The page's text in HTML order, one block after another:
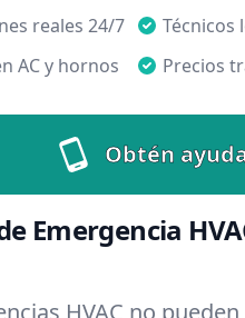
reales 24/7 Técnicos
AC y hornos
Precios
Obtén
Emergencia
HVAC no